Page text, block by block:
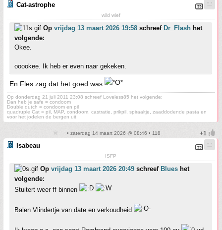
Cat-astrophe
wild wief
Op vrijdag 13 maart 2026 19:58 schreef Dr_Flash het
volgende:
Okee.
ooookee. Ik heb er even naar gekeken.
En Fles zag dat het goed was
Op donderdag 21 juli 2011 23:08 schreef Loveless85 het volgende:
Dan heb je safe = condoom
Double dutch = condoom en pil
quadruple Cat = pil, MAP, condoom, castratie, prikpil, spiraaltje, zaaddodende pasta en
voor het jodelen de bergen uit
• zaterdag 14 maart 2026 @ 08:46 • 118
Isabeau
ISFP
Op vrijdag 13 maart 2026 20:49 schreef Blues het
volgende:
Stuitert weer ff binnen
Balen Vlindertje van date en verkoudheid